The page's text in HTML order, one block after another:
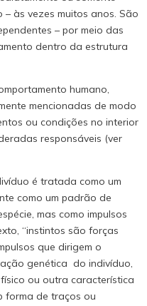
às vezes muitos anos. São
– por meio das
dentro da estrutura
humano,
mencionadas de modo
ou condições no interior
responsáveis (ver
é tratada como um
como um padrão de
mas como impulsos
“instintos são forças
que dirigem o
genética do indivíduo,
ou outra característica
forma de traços ou